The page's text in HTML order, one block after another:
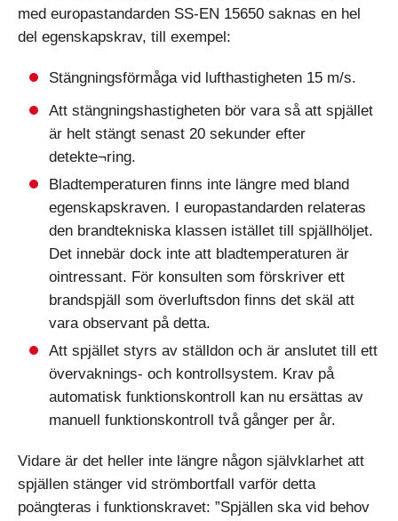
med europastandarden SS-EN 15650 saknas en hel
del egenskapskrav, till exempel:
Stängningsförmåga vid lufthastigheten 15 m/s.
Att stängningshastigheten bör vara så att spjället
är helt stängt senast 20 sekunder efter
detekte¬ring.
Bladtemperaturen finns inte längre med bland
egenskapskraven. I europastandarden relateras
den brandtekniska klassen istället till spjällhöljet.
Det innebär dock inte att bladtemperaturen är
ointressant. För konsulten som förskriver ett
brandspjäll som överluftsdon finns det skäl att
vara observant på detta.
Att spjället styrs av ställdon och är anslutet till ett
övervaknings- och kontrollsystem. Krav på
automatisk funktionskontroll kan nu ersättas av
manuell funktionskontroll två gånger per år.
Vidare är det heller inte längre någon självklarhet att
spjällen stänger vid strömbortfall varför detta
poängteras i funktionskravet: ”Spjällen ska vid behov